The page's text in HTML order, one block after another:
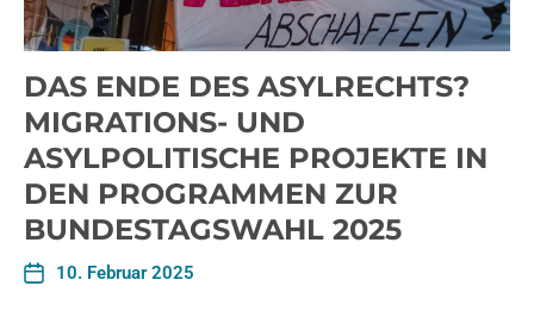
DAS ENDE DES ASYLRECHTS?
MIGRATIONS- UND
ASYLPOLITISCHE PROJEKTE IN
DEN PROGRAMMEN ZUR
BUNDESTAGSWAHL 2025
10. Februar 2025